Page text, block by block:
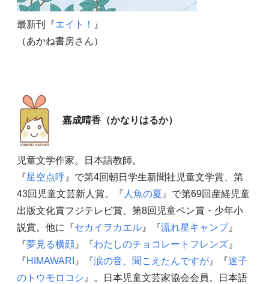
最新刊『エイト！
』
（あかね書房さん）
嘉成晴香（かなりはるか）
児童文学作家。日本語教師。
『星空点呼』で第4回朝日学生新聞社児童文学賞、第
43回児童文芸新人賞。『 人魚の夏 』で第69回産経児童
出版文化賞フジテレビ賞、第8回児童ペン賞・少年小
説賞。他に『セカイヲカエル』『流れ星キャンプ』
『夢見る横顔』『わたしのチョコレートフレンズ』
『HIMAWARI 』『涙の音、聞こえたんですが』『迷子
のトウモロコシ 』。日本児童文芸家協会会員。日本語